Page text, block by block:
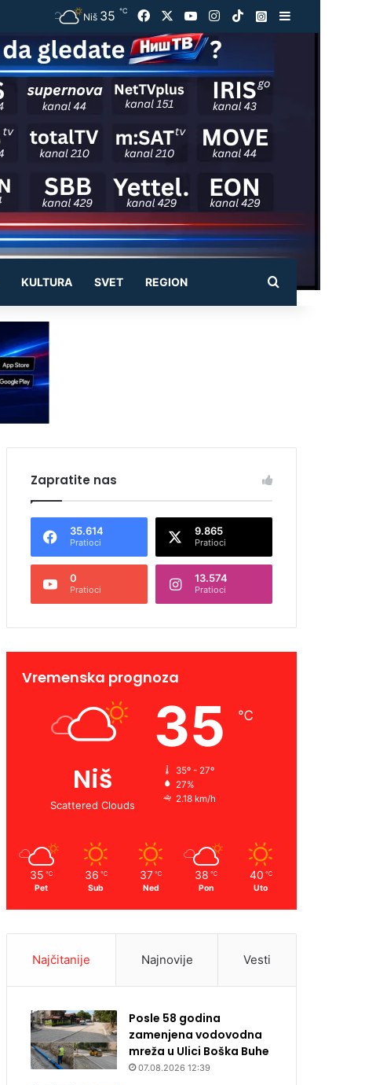
Niš 35 ℃ Facebook YouTubeInstagram
TikTokInstagram
KULTURA SVET REGION Pretraži
Zapratite nas
35.614
Pratioci
9.865
Pratioci
0
Pratioci
13.574
Pratioci
Vremenska prognoza
Niš
Scattered Clouds
35 ℃
35º - 27º
27%
2.18 km/h
35 ℃
Pet
36 ℃
Sub
37 ℃
Ned
38 ℃
Pon
40 ℃
Uto
Najčitanije Najnovije Vesti
Posle 58 godina
zamenjena vodovodna
mreža u Ulici Boška Buhe
07.08.2026 12:39